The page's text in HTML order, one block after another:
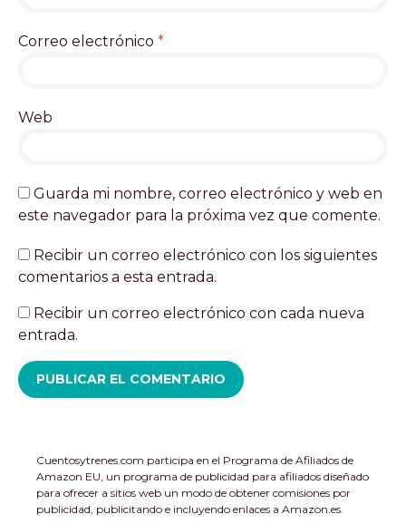
Correo electrónico *
Web
Guarda mi nombre, correo electrónico y web en
este navegador para la próxima vez que comente.
Recibir un correo electrónico con los siguientes
comentarios a esta entrada.
Recibir un correo electrónico con cada nueva
entrada.
Cuentosytrenes.com participa en el Programa de Afiliados de
Amazon EU, un programa de publicidad para afiliados diseñado
para ofrecer a sitios web un modo de obtener comisiones por
publicidad, publicitando e incluyendo enlaces a Amazon.es.